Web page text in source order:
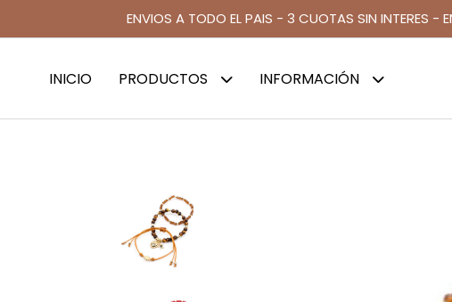
ENVIOS A TODO EL PAIS - 3 CUOTAS SIN INTERES
INICIO PRODUCTOS INFORMACIÓN